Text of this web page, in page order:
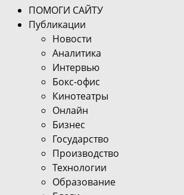
ПОМОГИ САЙТУ
Публикации
Новости
Аналитика
Интервью
Бокс-офис
Кинотеатры
Онлайн
Бизнес
Государство
Производство
Технологии
Образование